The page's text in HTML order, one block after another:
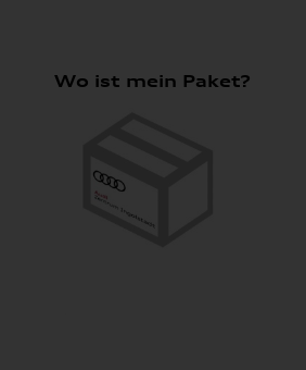
Wo ist mein Paket?